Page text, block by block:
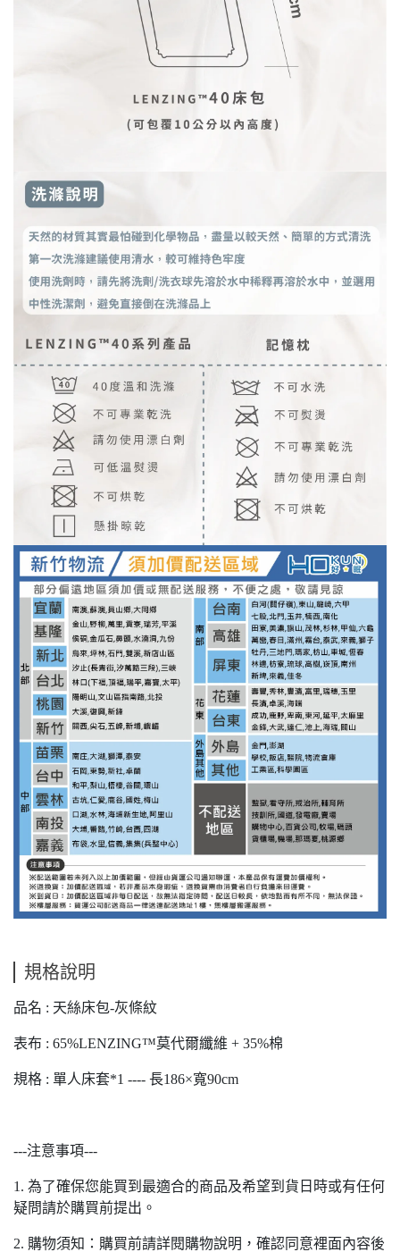
規格說明
品名 : 天絲床包-灰條紋
表布 : 65%LENZING™莫代爾纖維 + 35%棉
規格 : 單人床套*1 ---- 長186×寬90cm
---注意事項---
1. 為了確保您能買到最適合的商品及希望到貨日時或有任何
疑問請於購買前提出。
2. 購物須知：購買前請詳閱購物說明，確認同意裡面內容後